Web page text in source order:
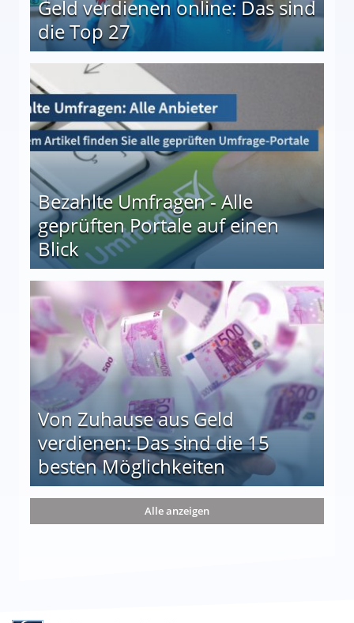
Geld verdienen online: Das sind
die Top 27
Bezahlte Umfragen - Alle
geprüften Portale auf einen
Blick
auf einen Blick
Von Zuhause aus Geld
verdienen: Das sind die 15
besten Möglichkeiten
die 15 besten Möglichkeiten
Alle anzeigen